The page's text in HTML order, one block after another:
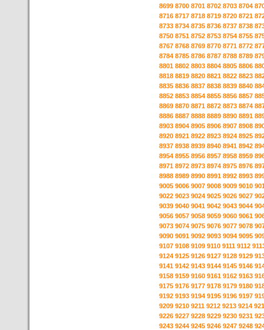
8699 8700 8701 8702 8703 8704
8716 8717 8718 8719 8720 8721
8733 8734 8735 8736 8737 8738
8750 8751 8752 8753 8754 8755
8767 8768 8769 8770 8771 8772
8784 8785 8786 8787 8788 8789
8801 8802 8803 8804 8805 8806
8818 8819 8820 8821 8822 8823
8835 8836 8837 8838 8839 8840
8852 8853 8854 8855 8856 8857
8869 8870 8871 8872 8873 8874
8886 8887 8888 8889 8890 8891
8903 8904 8905 8906 8907 8908
8920 8921 8922 8923 8924 8925
8937 8938 8939 8940 8941 8942
8954 8955 8956 8957 8958 8959
8971 8972 8973 8974 8975 8976
8988 8989 8990 8991 8992 8993
9005 9006 9007 9008 9009 9010
9022 9023 9024 9025 9026 9027
9039 9040 9041 9042 9043 9044
9056 9057 9058 9059 9060 9061
9073 9074 9075 9076 9077 9078
9090 9091 9092 9093 9094 9095
9107 9108 9109 9110 9111 9112
9124 9125 9126 9127 9128 9129
9141 9142 9143 9144 9145 9146
9158 9159 9160 9161 9162 9163
9175 9176 9177 9178 9179 9180
9192 9193 9194 9195 9196 9197
9209 9210 9211 9212 9213 9214
9226 9227 9228 9229 9230 9231
9243 9244 9245 9246 9247 9248